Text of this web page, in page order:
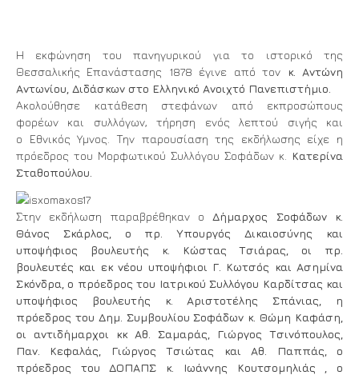
Η εκφώνηση του πανηγυρικού για το ιστορικό της
Θεσσαλικής Επανάστασης 1878 έγινε από τον κ. Αντώνη
Αντωνίου, Διδάσκων στο Ελληνικό Ανοιχτό Πανεπιστήμιο.
Ακολούθησε κατάθεση στεφάνων από εκπροσώπους
φορέων και συλλόγων, τήρηση ενός λεπτού σιγής και
ο Εθνικός Υμνος. Την παρουσίαση της εκδήλωσης είχε η
πρόεδρος του Μορφωτικού Συλλόγου Σοφάδων κ.
Κατερίνα
Σταθοπούλου.
Στην εκδήλωση παραβρέθηκαν ο Δήμαρχος Σοφάδων κ.
Θάνος Σκάρλος, ο πρ. Υπουργός Δικαιοσύνης και
υποψήφιος βουλευτής κ. Κώστας Τσιάρας, οι πρ.
βουλευτές και εκ νέου υποψήφιοι Γ. Κωτσός και Ασημίνα
Σκόνδρα, ο πρόεδρος του Ιατρικού Συλλόγου Καρδίτσας και
υποψήφιος βουλευτής κ. Αριστοτέλης Σπάνιας, η
πρόεδρος του Δημ. Συμβουλίου Σοφάδων κ. Θώμη Καφάση,
οι αντιδήμαρχοι κκ Αθ. Σαμαράς, Γιώργος Τσινόπουλος,
Παν. Κεφαλάς, Γιώργος Τσιώτας και Αθ. Παππάς, ο
πρόεδρος του ΔΟΠΑΠΣ κ. Ιωάννης Κουτσομηλιάς , ο